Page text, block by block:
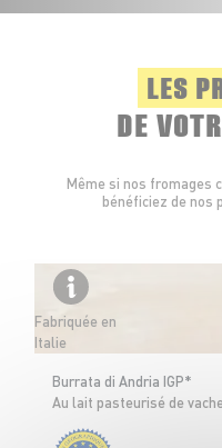
LES
DE
Même si nos fromages
bénéficiez de nos
Fabriquée en
Italie
Burrata di Andria IGP*
Au lait pasteurisé de vache